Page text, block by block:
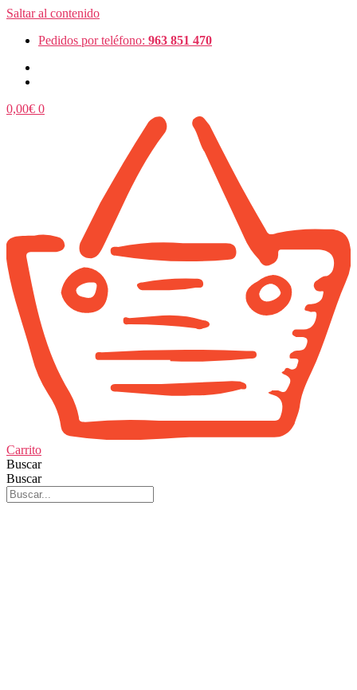
Saltar al contenido
Pedidos por teléfono: 963 851 470
0,00€ 0
Carrito
Buscar
Buscar